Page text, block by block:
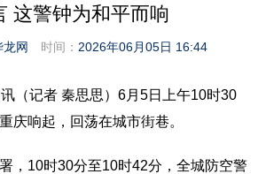
这警钟为和平而响
网 时间： 2026年06月05日 16:44
（记者 秦思思）6月5日上午10时30
庆响起，回荡在城市街巷。
，10时30分至10时42分，全城防空警